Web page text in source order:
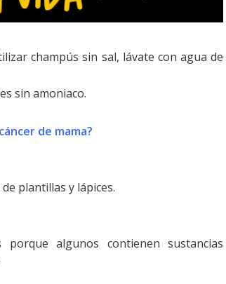
champús sin sal, lávate con agua de
sin amoniaco.
de mama?
plantillas y lápices.
algunos contienen sustancias